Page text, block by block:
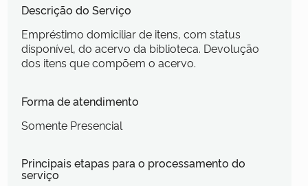
Descrição do Serviço
Empréstimo domiciliar de itens, com status
disponível, do acervo da biblioteca. Devolução
dos itens que compõem o acervo.
Forma de atendimento
Somente Presencial
Principais etapas para o processamento do
serviço